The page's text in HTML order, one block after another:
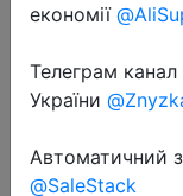
2019-03-29
Карта
128 ГБ 100
економії
Телеграм
України
Автоматичний
@SaleStack